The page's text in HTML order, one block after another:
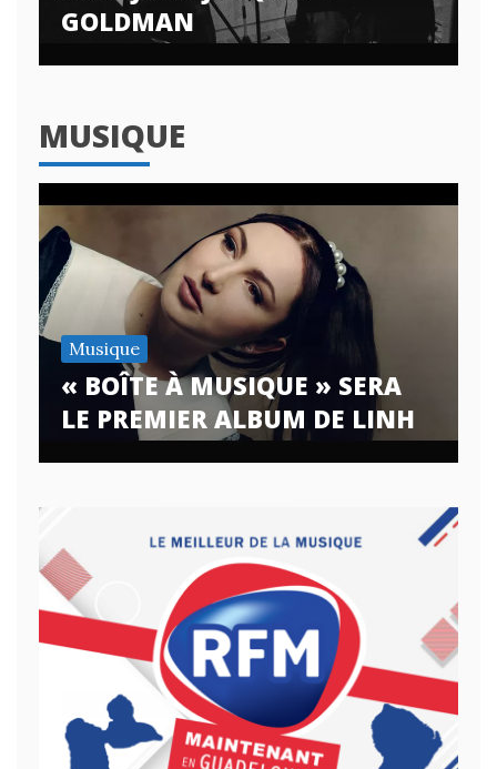
GOLDMAN
MUSIQUE
Musique
« BOÎTE À MUSIQUE » SERA
LE PREMIER ALBUM DE LINH